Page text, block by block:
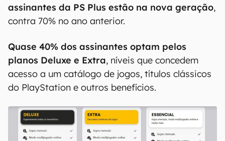
assinantes da PS Plus estão na nova geração,
contra 70% no ano anterior.
Quase 40% dos assinantes optam pelos
planos Deluxe e Extra, níveis que concedem
acesso a um catálogo de jogos, títulos clássicos
do PlayStation e outros benefícios.